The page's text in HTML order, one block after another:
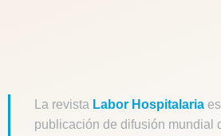
La revista Labor Hospitalaria
publicación de difusión mundial